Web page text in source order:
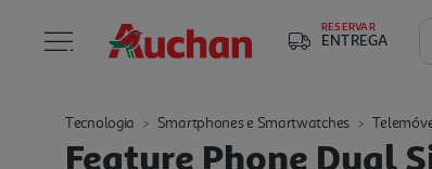
RESERVAR
ENTREGA
Tecnologia Smartphones e Smartwatches
Feature Phone Dual